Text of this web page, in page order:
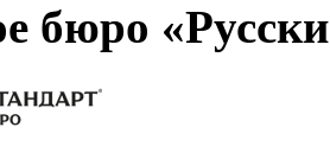
бюро